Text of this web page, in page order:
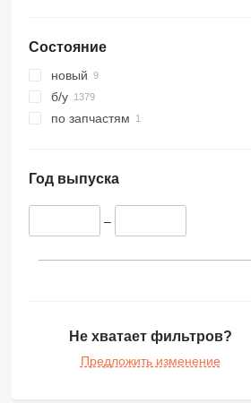
Состояние
новый
б/у
по запчастям
Год выпуска
–
Не хватает фильтров?
Предложить изменение